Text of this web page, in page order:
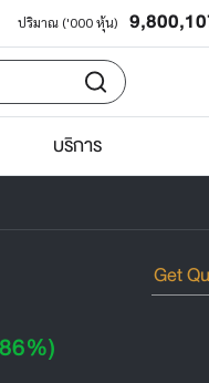
ปริมาณ ('000 หุ้น)
บริการ